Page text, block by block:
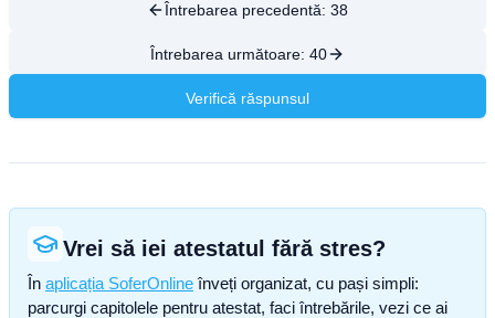
Întrebarea precedentă: 38
Întrebarea următoare: 40
Verifică răspunsul
Vrei să iei atestatul fără stres?
În aplicația SoferOnline înveți organizat, cu pași simpli:
parcurgi capitolele pentru atestat, faci întrebările, vezi ce ai